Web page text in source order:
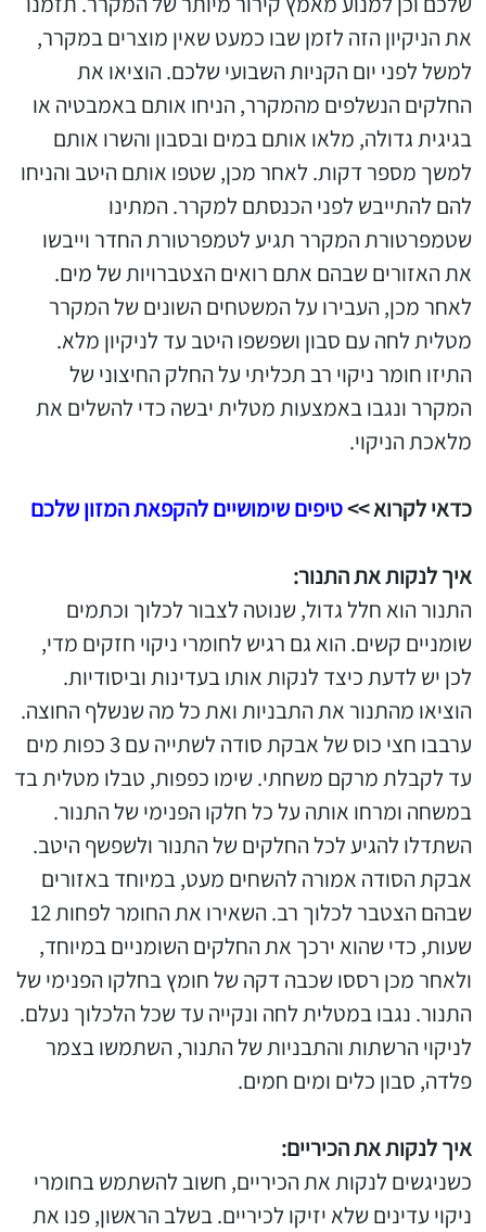
את הניקיון הזה לזמן שבו כמעט שאין מוצרים במקרר,
למשל לפני יום הקניות השבועי שלכם. הוציאו את
החלקים הנשלפים מהמקרר, הניחו אותם באמבטיה או
בגיגית גדולה, מלאו אותם במים ובסבון והשרו אותם
למשך מספר דקות. לאחר מכן, שטפו אותם היטב והניחו
להם להתייבש לפני הכנסתם למקרר. המתינו
שטמפרטורת המקרר תגיע לטמפרטורת החדר וייבשו
את האזורים שבהם אתם רואים הצטברויות של מים.
לאחר מכן, העבירו על המשטחים השונים של המקרר
מטלית לחה עם סבון ושפשפו היטב עד לניקיון מלא.
התיזו חומר ניקוי רב תכליתי על החלק החיצוני של
המקרר ונגבו באמצעות מטלית יבשה כדי להשלים את
מלאכת הניקוי.
כדאי לקרוא >>טיפים שימושיים להקפאת המזון שלכם
איך לנקות את התנור:
התנור הוא חלל גדול, שנוטה לצבור לכלוך וכתמים
שומניים קשים. הוא גם רגיש לחומרי ניקוי חזקים מדי,
לכן יש לדעת כיצד לנקות אותו בעדינות וביסודיות.
הוציאו מהתנור את התבניות ואת כל מה שנשלף החוצה.
ערבבו חצי כוס של אבקת סודה לשתייה עם 3 כפות מים
עד לקבלת מרקם משחתי. שימו כפפות, טבלו מטלית בד
במשחה ומרחו אותה על כל חלקו הפנימי של התנור.
השתדלו להגיע לכל החלקים של התנור ולשפשף היטב.
אבקת הסודה אמורה להשחים מעט, במיוחד באזורים
שבהם הצטבר לכלוך רב. השאירו את החומר לפחות 12
שעות, כדי שהוא ירכך את החלקים השומניים במיוחד,
ולאחר מכן רססו שכבה דקה של חומץ בחלקו הפנימי של
התנור. נגבו במטלית לחה ונקייה עד שכל הלכלוך נעלם.
לניקוי הרשתות והתבניות של התנור, השתמשו בצמר
פלדה, סבון כלים ומים חמים.
איך לנקות את הכיריים:
כשניגשים לנקות את הכיריים, חשוב להשתמש בחומרי
ניקוי עדינים שלא יזיקו לכיריים. בשלב הראשון, פנו את